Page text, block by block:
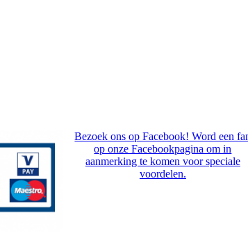
Bezoek ons op Facebook! Word een
op onze Facebookpagina om in
aanmerking te komen voor speciale
voordelen.